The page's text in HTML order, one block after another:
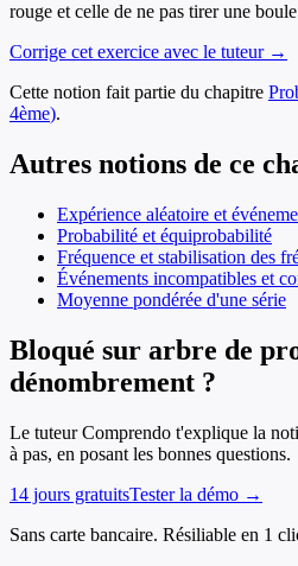
rouge et celle de ne pas tirer une
Corrige cet exercice avec le tuteur →
Cette notion fait partie du chapitre
4ème).
Autres notions de ce
Expérience aléatoire et
Probabilité et équiprobabilité
Fréquence et stabilisation des
Événements incompatibles et
Moyenne pondérée d'une série
Bloqué sur arbre de
dénombrement ?
Le tuteur Comprendo t'explique la
à pas, en posant les bonnes questions.
14 jours gratuitsTester la démo →
Sans carte bancaire. Résiliable en 1